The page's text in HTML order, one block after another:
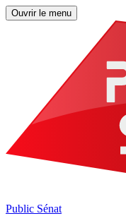
Ouvrir le menu
Public Sénat